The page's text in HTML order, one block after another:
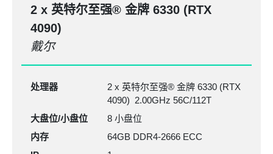
2 x 英特尔至强® 金牌 6330 (RTX
4090)
戴尔
处理器
2 x 英特尔至强® 金牌 6330 (RTX
4090) 2.00GHz 56C/112T
大盘位/小盘位
8 小盘位
内存
64GB DDR4-2666 ECC